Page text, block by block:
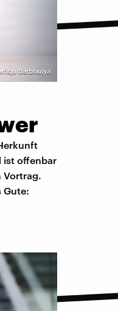
barbhuiya
ist offenbar
Vortrag.
Gute: